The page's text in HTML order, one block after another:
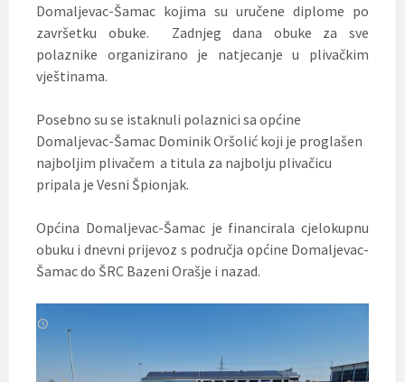
Domaljevac-Šamac kojima su uručene diplome po
završetku obuke. Zadnjeg dana obuke za sve
polaznike organizirano je natjecanje u plivačkim
vještinama.
Posebno su se istaknuli polaznici sa općine
Domaljevac-Šamac Dominik Oršolić koji je proglašen
najboljim plivačem a titula za najbolju plivačicu
pripala je Vesni Špionjak.
Općina Domaljevac-Šamac je financirala cjelokupnu
obuku i dnevni prijevoz s područja općine Domaljevac-
Šamac do ŠRC Bazeni Orašje i nazad.